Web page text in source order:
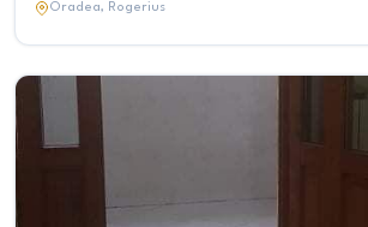
Oradea, Rogerius